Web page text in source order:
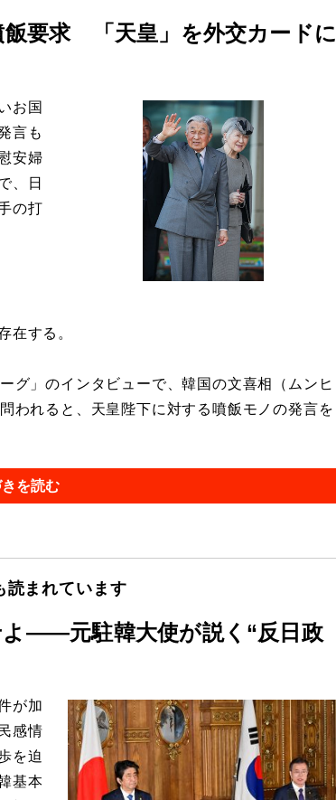
飯要求 「天皇」を外交カードに
お国
言も
安婦
、日
の打
在する。
」のインタビューで、韓国の文喜相（ムンヒ
われると、天皇陛下に対する噴飯モノの発言を
を読む
読まれています
よ――元駐韓大使が説く“反日政
が加
感情
を迫
基本